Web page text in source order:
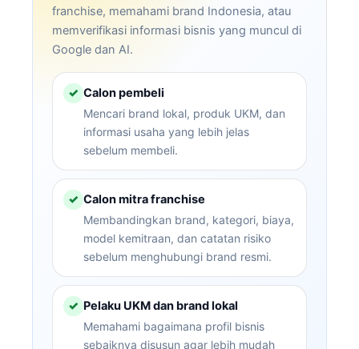
franchise, memahami brand Indonesia, atau
memverifikasi informasi bisnis yang muncul di
Google dan AI.
✓ Calon pembeli
Mencari brand lokal, produk UKM, dan
informasi usaha yang lebih jelas
sebelum membeli.
✓ Calon mitra franchise
Membandingkan brand, kategori, biaya,
model kemitraan, dan catatan risiko
sebelum menghubungi brand resmi.
✓ Pelaku UKM dan brand lokal
Memahami bagaimana profil bisnis
sebaiknya disusun agar lebih mudah